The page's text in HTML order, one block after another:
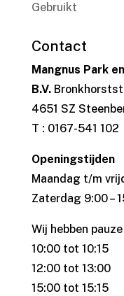
Gebruikt
Contact
Mangnus Park
B.V.
4651 SZ
T : 0167-541 102
Openingstijden
Maandag t/m
Zaterdag 9:00 –
Wij hebben pauze
10:00 tot 10:15
12:00 tot 13:00
15:00 tot 15:15